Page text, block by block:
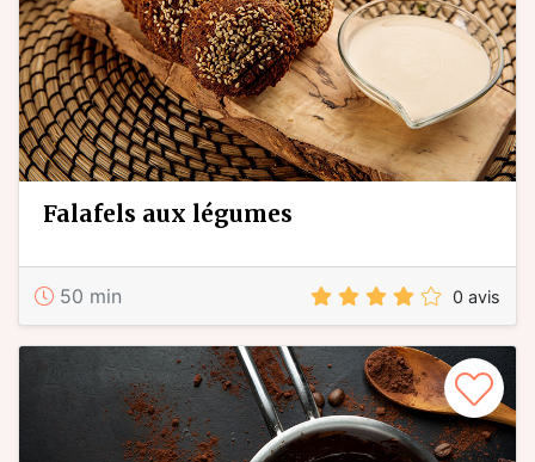
falafels aux légumes
50 min 0 avis